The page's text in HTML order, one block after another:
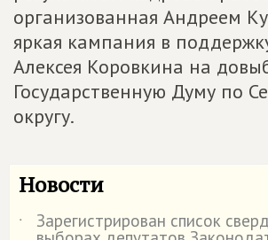
организованная Андреем
яркая кампания в
Алексея Коровкина на
Государственную Думу по
округу.
Новости
˙ Зарегистрирован список